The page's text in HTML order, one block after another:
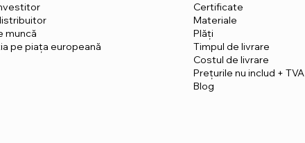
muncă
pe piața europeană
Certificate
Materiale
Plăți
Timpul de livrare
Costul de livrare
Prețurile nu includ + TVA
Blog